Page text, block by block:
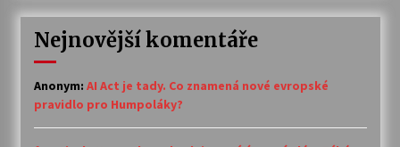
Nejnovější komentáře
Anonym: AI Act je tady. Co znamená nové evropské
pravidlo pro Humpoláky?